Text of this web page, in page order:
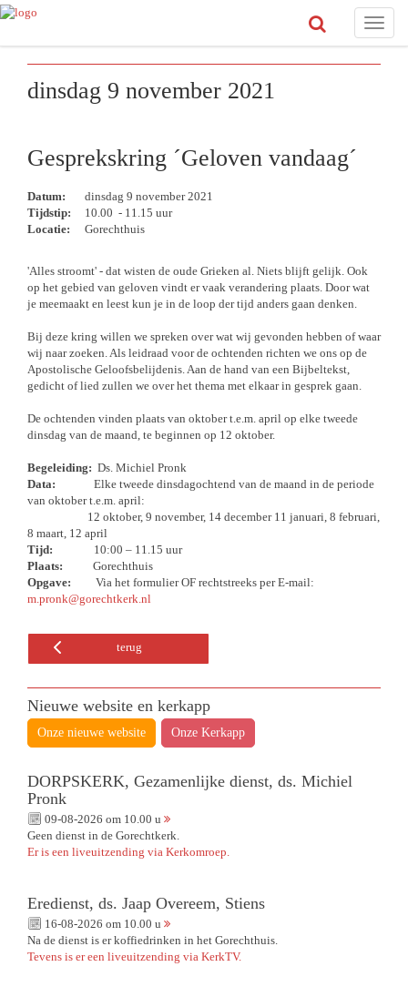
Toggle
dinsdag 9 november 2021
Gesprekskring ´Geloven vandaag´
Datum:
dinsdag 9 november 2021
Tijdstip:
10.00 - 11.15 uur
Locatie:
Gorechthuis
'Alles stroomt' - dat wisten de oude Grieken al. Niets blijft gelijk. Ook
op het gebied van geloven vindt er vaak verandering plaats. Door wat
je meemaakt en leest kun je in de loop der tijd anders gaan denken.
Bij deze kring willen we spreken over wat wij gevonden hebben of waar
wij naar zoeken. Als leidraad voor de ochtenden richten we ons op de
Apostolische Geloofsbelijdenis. Aan de hand van een Bijbeltekst,
gedicht of lied zullen we over het thema met elkaar in gesprek gaan.
De ochtenden vinden plaats van oktober t.e.m. april op elke tweede
dinsdag van de maand, te beginnen op 12 oktober.
Begeleiding: Ds. Michiel Pronk
Data: Elke tweede dinsdagochtend van de maand in de periode
van oktober t.e.m. april:
12 oktober, 9 november, 14 december 11 januari, 8 februari,
8 maart, 12 april
Tijd:
10:00 – 11.15 uur
Plaats: Gorechthuis
Opgave: Via het formulier OF rechtstreeks per E-mail:
m.pronk@gorechtkerk.nl
terug
Nieuwe website en kerkapp
Onze nieuwe website Onze Kerkapp
DORPSKERK, Gezamenlijke dienst, ds. Michiel
Pronk
09-08-2026 om 10.00 u
Geen dienst in de Gorechtkerk.
Er is een liveuitzending via Kerkomroep.
Eredienst, ds. Jaap Overeem, Stiens
16-08-2026 om 10.00 u
Na de dienst is er koffiedrinken in het Gorechthuis.
Tevens is er een liveuitzending via KerkTV.